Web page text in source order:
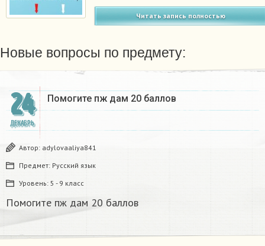
Читать запись полностью
Новые вопросы по предмету:
24
ДЕКАБРЬ
Помогите пж дам 20 баллов ​
Автор: adylovaaliya841
Предмет: Русский язык
Уровень: 5 - 9 класс
Помогите пж дам 20 баллов ​